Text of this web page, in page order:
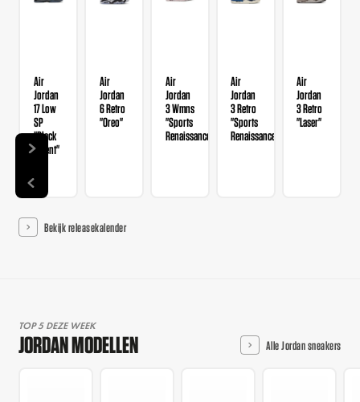
Air
Jordan
17 Low
SP
"Black
Patent"
Air
Jordan
6 Retro
"Oreo"
Air
Jordan
3 Wmns
"Sports
Renaissance"
Air
Jordan
3 Retro
"Sports
Renaissance"
Air
Jordan
3 Retro
"Laser"
Bekijk releasekalender
TOP 5 DEZE WEEK
JORDAN MODELLEN Alle Jordan sneakers